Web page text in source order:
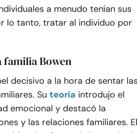
a menudo tenían sus
lo tanto, tratar al individuo por
familia Bowen
decisivo a la hora de sentar
Su teoría introdujo el
emocional y destacó la
y las relaciones familiares. El